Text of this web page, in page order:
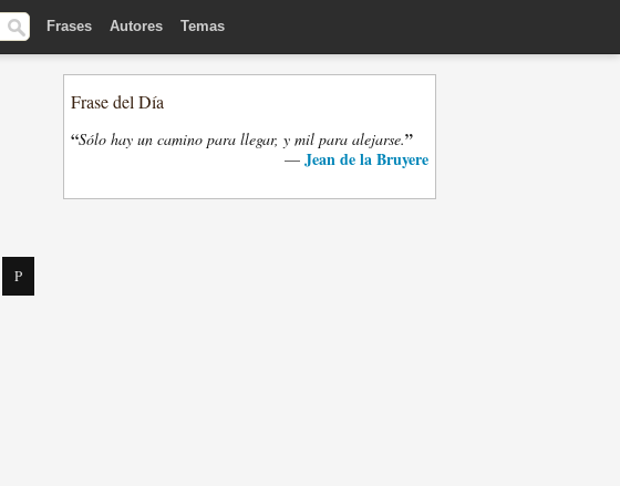
Frases Autores Temas
P
Frase del Día
“Sólo hay un camino para llegar, y mil para alejarse.”
— Jean de la Bruyere